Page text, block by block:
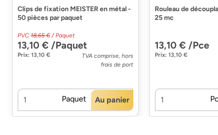
Clips de fixation MEISTER en métal -
50 pièces par paquet
PVC 18,65 € / Paquet
13,10 € /Paquet
Prix: 13,10 €
TVA comprise, hors
frais de port
Paquet Au panier
Rouleau de
25 mc
13,10 € /Pce
Prix: 13,10 €